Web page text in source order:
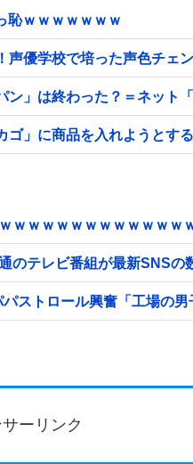
恥ｗｗｗｗｗｗｗ
声優学校で培った声色チ
」は終わった？＝ネット
ゴ」に商品を入れようとする
ｗｗｗｗｗｗｗｗｗｗｗ
テレビ番組が最新SNSの
ストロール興奮「工場の男
ーリンク